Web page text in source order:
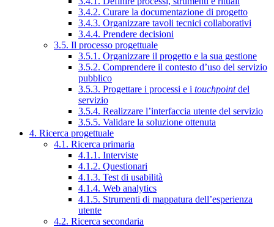
3.4.2. Curare la documentazione di progetto
3.4.3. Organizzare tavoli tecnici collaborativi
3.4.4. Prendere decisioni
3.5. Il processo progettuale
3.5.1. Organizzare il progetto e la sua gestione
3.5.2. Comprendere il contesto d’uso del servizio
pubblico
3.5.3. Progettare i processi e i touchpointdel
servizio
3.5.4. Realizzare l’interfaccia utente del servizio
3.5.5. Validare la soluzione ottenuta
4. Ricerca progettuale
4.1. Ricerca primaria
4.1.1. Interviste
4.1.2. Questionari
4.1.3. Test di usabilità
4.1.4. Web analytics
4.1.5. Strumenti di mappatura dell’esperienza
utente
4.2. Ricerca secondaria